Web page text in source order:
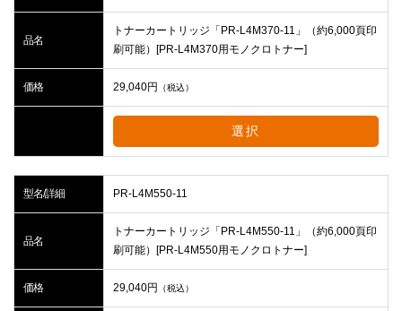
品名
トナーカートリッジ「PR-L4M370-11」（約6,000頁印
刷可能）[PR-L4M370用モノクロトナー]
価格 29,040円 （税込）
選択
型名/詳細 PR-L4M550-11
品名
トナーカートリッジ「PR-L4M550-11」（約6,000頁印
刷可能）[PR-L4M550用モノクロトナー]
価格 29,040円 （税込）